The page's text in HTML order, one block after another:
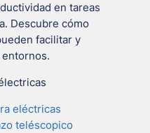
en tareas
Descubre cómo
facilitar y
eléctricas
teléscopico